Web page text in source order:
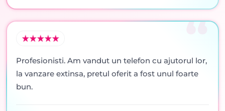
Profesionisti. Am vandut un telefon cu ajutorul lor,
la vanzare extinsa, pretul oferit a fost unul foarte
bun.